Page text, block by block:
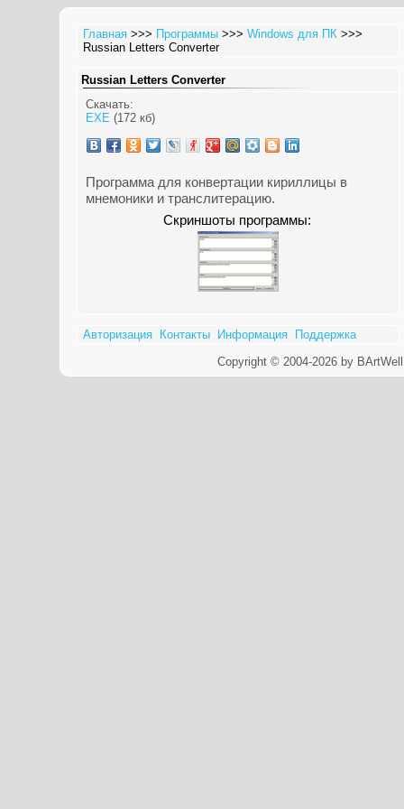
Главная >>> Программы >>>Windows для ПК >>>
Russian Letters Converter
Russian Letters Converter
Скачать:
EXE (172 кб)
Программа для конвертации кириллицы в
мнемоники и транслитерацию.
Скриншоты программы:
Авторизация Контакты Информация
Поддержка
Copyright © 2004-2026 by BArtWell